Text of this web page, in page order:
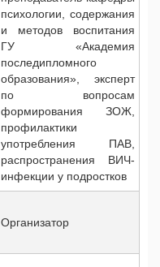
психологии, содержания
и методов воспитания
ГУ «Академия
последипломного
образования», эксперт
по вопросам
формирования ЗОЖ,
профилактики
употребления ПАВ,
распространения ВИЧ-
инфекции у подростков
Организатор